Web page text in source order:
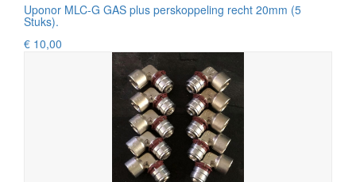
Uponor MLC-G GAS plus perskoppeling recht 20mm (5
Stuks).
€ 10,00